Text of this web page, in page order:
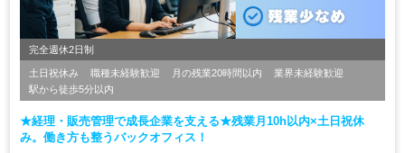
完全週休2日制
土日祝休み 職種未経験歓迎 月の残業20時間以内
業界未経験歓迎
駅から徒歩5分以内
★経理・販売管理で成長企業を支える★残業月10h以内×土日祝休
み。働き方も整うバックオフィス！